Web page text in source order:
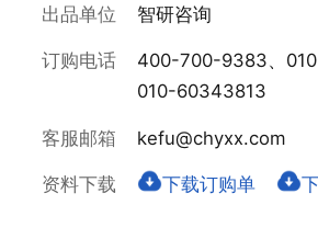
出品单位 智研咨询
订购电话
400-700-9383、
010-60343813
客服邮箱 kefu@chyxx.com
资料下载 下载订购单